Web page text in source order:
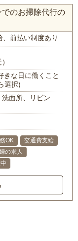
のお掃除代行の
、前払い制度あり
きな日に働くこと
選択)
面所、リビン
OK
交通費支給
の求人